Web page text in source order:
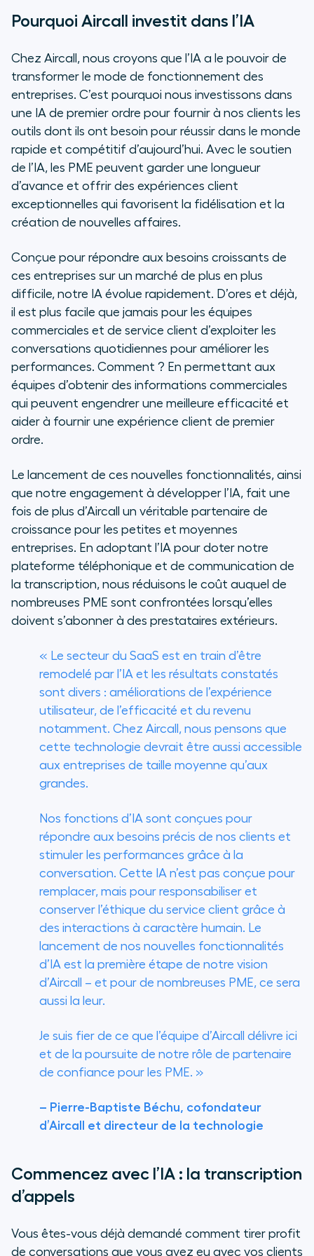
Pourquoi Aircall investit dans l’IA
Chez Aircall, nous croyons que l’IA a le pouvoir de
transformer le mode de fonctionnement des
entreprises. C’est pourquoi nous investissons dans
une IA de premier ordre pour fournir à nos clients les
outils dont ils ont besoin pour réussir dans le monde
rapide et compétitif d’aujourd’hui. Avec le soutien
de l’IA, les PME peuvent garder une longueur
d’avance et offrir des expériences client
exceptionnelles qui favorisent la fidélisation et la
création de nouvelles affaires.
Conçue pour répondre aux besoins croissants de
ces entreprises sur un marché de plus en plus
difficile, notre IA évolue rapidement. D’ores et déjà,
il est plus facile que jamais pour les équipes
commerciales et de service client d’exploiter les
conversations quotidiennes pour améliorer les
performances. Comment ? En permettant aux
équipes d’obtenir des informations commerciales
qui peuvent engendrer une meilleure efficacité et
aider à fournir une expérience client de premier
ordre.
Le lancement de ces nouvelles fonctionnalités, ainsi
que notre engagement à développer l’IA, fait une
fois de plus d’Aircall un véritable partenaire de
croissance pour les petites et moyennes
entreprises. En adoptant l’IA pour doter notre
plateforme téléphonique et de communication de
la transcription, nous réduisons le coût auquel de
nombreuses PME sont confrontées lorsqu’elles
doivent s’abonner à des prestataires extérieurs.
« Le secteur du SaaS est en train d’être
remodelé par l’IA et les résultats constatés
sont divers : améliorations de l’expérience
utilisateur, de l’efficacité et du revenu
notamment. Chez Aircall, nous pensons que
cette technologie devrait être aussi accessible
aux entreprises de taille moyenne qu’aux
grandes.
Nos fonctions d’IA sont conçues pour
répondre aux besoins précis de nos clients et
stimuler les performances grâce à la
conversation. Cette IA n’est pas conçue pour
remplacer, mais pour responsabiliser et
conserver l’éthique du service client grâce à
des interactions à caractère humain. Le
lancement de nos nouvelles fonctionnalités
d’IA est la première étape de notre vision
d’Aircall – et pour de nombreuses PME, ce sera
aussi la leur.
Je suis fier de ce que l’équipe d’Aircall délivre ici
et de la poursuite de notre rôle de partenaire
de confiance pour les PME. »
– Pierre-Baptiste Béchu, cofondateur
d’Aircall et directeur de la technologie
Commencez avec l’IA : la transcription
d’appels
Vous êtes-vous déjà demandé comment tirer profit
de conversations que vous avez eu avec vos clients